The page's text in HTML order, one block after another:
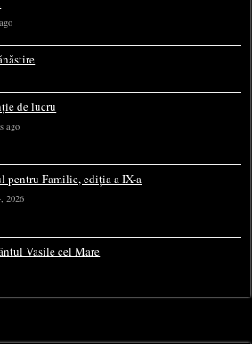
de lucru
ago
pentru Familie, ediția a IX-a
2026
Vasile cel Mare